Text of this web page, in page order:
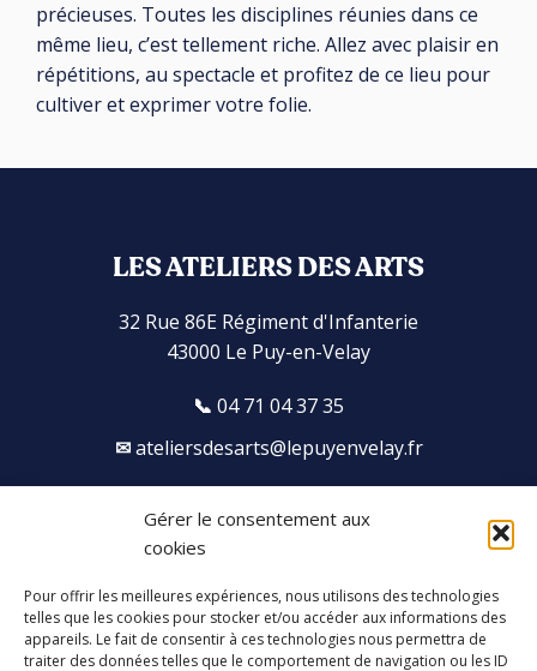
Gérer le consentement aux
cookies
Pour offrir les meilleures expériences, nous utilisons des technologies
telles que les cookies pour stocker et/ou accéder aux informations des
appareils. Le fait de consentir à ces technologies nous permettra de
traiter des données telles que le comportement de navigation ou les ID
précieuses. Toutes les disciplines réunies dans ce
même lieu, c’est tellement riche. Allez avec plaisir en
répétitions, au spectacle et profitez de ce lieu pour
cultiver et exprimer votre folie.
LES ATELIERS DES ARTS
32 Rue 86E Régiment d'Infanterie
43000 Le Puy-en-Velay
04 71 04 37 35
ateliersdesarts@lepuyenvelay.fr
S'inscrire à la newsletter